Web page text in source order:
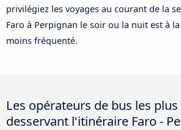
privilégiez les voyages au courant de la
Faro à Perpignan le soir ou la nuit est à
moins fréquenté.
Les opérateurs de bus les
desservant l'itinéraire Faro -